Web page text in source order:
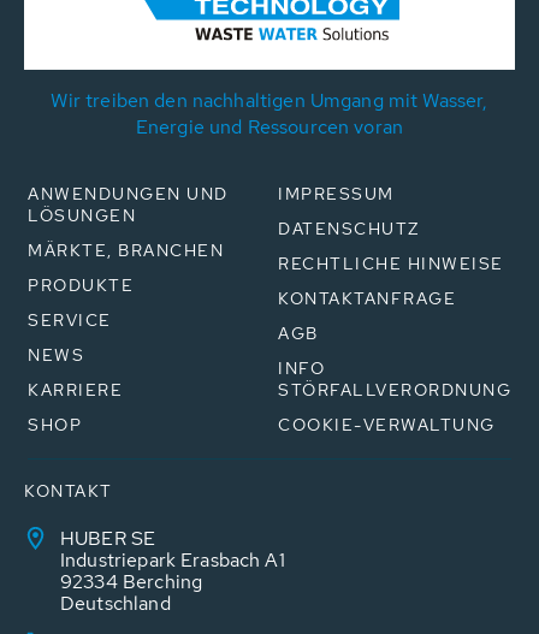
Wir treiben den nachhaltigen Umgang mit Wasser,
Energie und Ressourcen voran
ANWENDUNGEN UND
LÖSUNGEN
MÄRKTE, BRANCHEN
PRODUKTE
SERVICE
NEWS
KARRIERE
SHOP
IMPRESSUM
DATENSCHUTZ
RECHTLICHE HINWEISE
KONTAKTANFRAGE
AGB
INFO
STÖRFALLVERORDNUNG
COOKIE-VERWALTUNG
KONTAKT
HUBER SE
Industriepark Erasbach A1
92334 Berching
Deutschland